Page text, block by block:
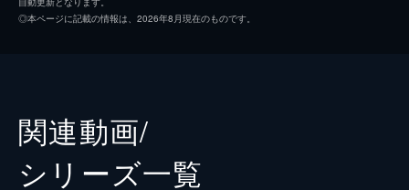
音楽
製作
◎本ページに記載の情報は、2026年8月現在のものです。
関連動画/
シリーズ⼀覧